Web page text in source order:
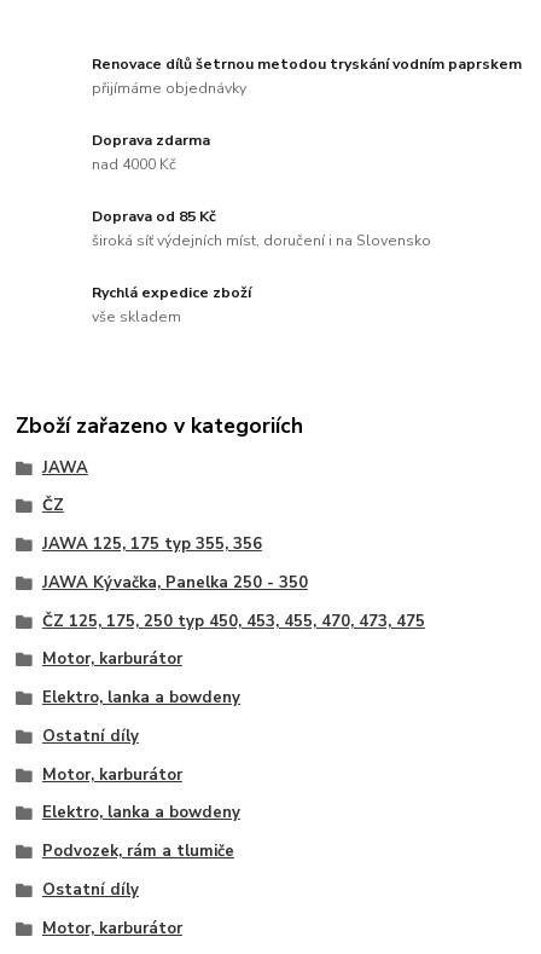
Renovace dílů šetrnou metodou tryskání vodním paprskem
přijímáme objednávky
Doprava zdarma
nad 4000 Kč
Doprava od 85 Kč
široká síť výdejních míst, doručení i na Slovensko
Rychlá expedice zboží
vše skladem
Zboží zařazeno v kategoriích
JAWA
ČZ
JAWA 125, 175 typ 355, 356
JAWA Kývačka, Panelka 250 - 350
ČZ 125, 175, 250 typ 450, 453, 455, 470, 473, 475
Motor, karburátor
Elektro, lanka a bowdeny
Ostatní díly
Motor, karburátor
Elektro, lanka a bowdeny
Podvozek, rám a tlumiče
Ostatní díly
Motor, karburátor